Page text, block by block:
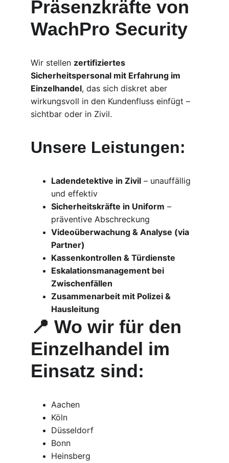
Präsenzkräfte von
WachPro Security
Wir stellen zertifiziertes
Sicherheitspersonal mit Erfahrung im
Einzelhandel, das sich diskret aber
wirkungsvoll in den Kundenfluss einfügt –
sichtbar oder in Zivil.
Unsere Leistungen:
Ladendetektive in Zivil – unauffällig
und effektiv
Sicherheitskräfte in Uniform –
präventive Abschreckung
Videoüberwachung & Analyse (via
Partner)
Kassenkontrollen & Türdienste
Eskalationsmanagement bei
Zwischenfällen
Zusammenarbeit mit Polizei &
Hausleitung
📍 Wo wir für den
Einzelhandel im
Einsatz sind:
Aachen
Köln
Düsseldorf
Bonn
Heinsberg